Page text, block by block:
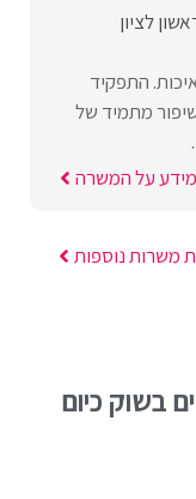
לציון
התפקיד
מתמיד של
מידע על המשרה
משרות נוספות
בשוק כיום